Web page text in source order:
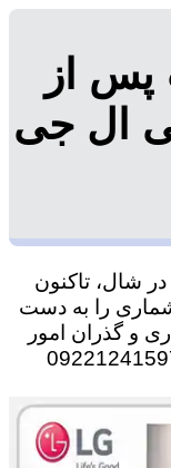
پس از
ال جی
شال، تاکنون
را به دست
و گذران امور
کمک های فراوانی ارائه کنند.09221241597